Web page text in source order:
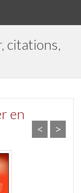
citations,
en
< >